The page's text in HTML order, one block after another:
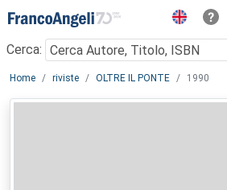
Menu
Cerca:
Main content
Home riviste OLTRE IL PONTE 1990